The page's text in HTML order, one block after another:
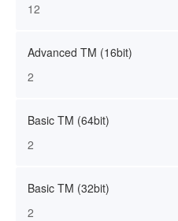
12
Advanced TM (16bit)
2
Basic TM (64bit)
2
Basic TM (32bit)
2